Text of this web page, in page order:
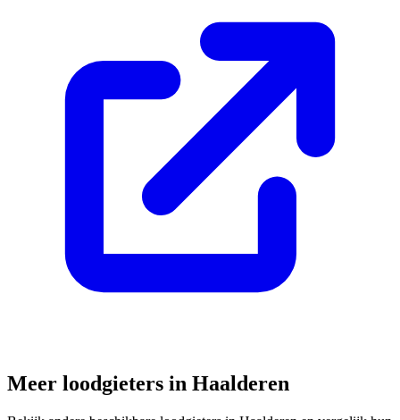
Meer loodgieters in Haalderen